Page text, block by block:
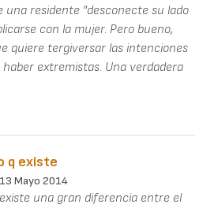
una residente "desconecte su lado
con la mujer. Pero bueno,
quiere tergiversar las intenciones
extremistas. Una verdadera
q existe
13 Mayo 2014
una gran diferencia entre el